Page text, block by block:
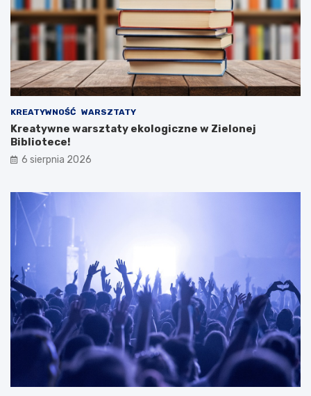
KREATYWNOŚĆ WARSZTATY
Kreatywne warsztaty ekologiczne w Zielonej
Bibliotece!
6 sierpnia 2026